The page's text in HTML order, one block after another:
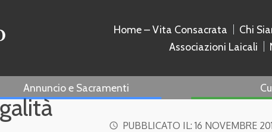
Home – Vita Consacrata Chi
Associazioni Laicali
Annuncio e Sacramenti
access_time PUBBLICATO IL:16 NOVEMBRE